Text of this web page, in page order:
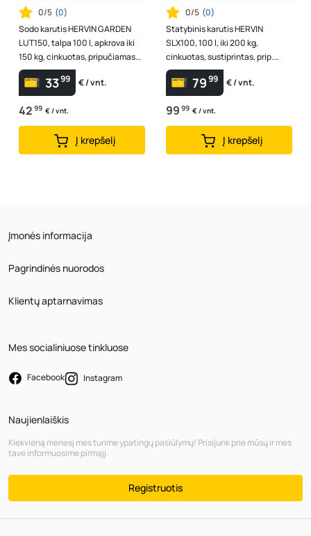
0/5 (0)
Sodo karutis HERVIN GARDEN
LUT150, talpa 100 l, apkrova iki
150 kg, cinkuotas, pripučiamas
ratas 4,00" x 8", žalias
3399 € / vnt.
42 99 € / vnt.
Į krepšelį
0/5 (0)
Statybinis karutis HERVIN
SLX100, 100 l, iki 200 kg,
cinkuotas, sustiprintas, prip.
ratas 4" x 8", oranžinis, pagaminta
...
7999 € / vnt.
99 99 € / vnt.
Į krepšelį
Įmonės informacija
Pagrindinės nuorodos
Klientų aptarnavimas
Mes socialiniuose tinkluose
Facebook Instagram
Naujienlaiškis
Kiekvieną mėnesį mes turime ypatingų pasiūlymų! Prisijunk prie mūsų ir mes
tave informuosime pirmąjį.
Registruotis